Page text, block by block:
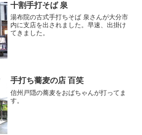
十割手打そば 泉
湯布院の古式手打ちそば 泉さんが大分市
内に支店を出されました。早速、出掛け
てきました。
手打ち蕎麦の店 百笑
信州戸隠の蕎麦をおばちゃんが打ってま
す。